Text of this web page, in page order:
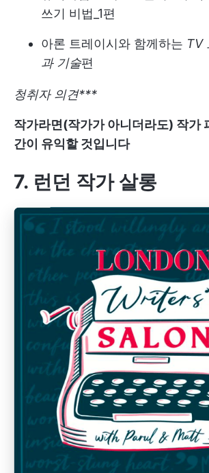
쓰기 비법_1편
아론 트레이시와 함께하는 TV
과 기술편
청취자 의견***
작가라면(작가가 아니더라도) 작가
간이 유익할 것입니다
7. 런던 작가 살롱